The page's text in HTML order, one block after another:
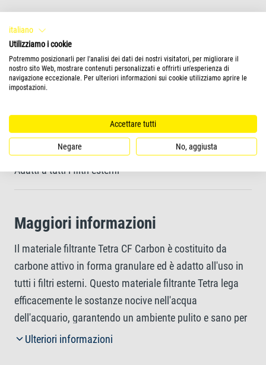
nocive
Riduce gli odori e l'acqua torbida
Rimuove rapidamente e in modo affidabile i residui di
medicinali
Adatti a tutti i filtri esterni
Maggiori informazioni
Il materiale filtrante Tetra CF Carbon è costituito da
carbone attivo in forma granulare ed è adatto all'uso in
tutti i filtri esterni. Questo materiale filtrante Tetra lega
efficacemente le sostanze nocive nell'acqua
dell'acquario, garantendo un ambiente pulito e sano per
la vita acquatica. Rimuove in modo affidabile i composti
Ulteriori informazioni
italiano
Utilizziamo i cookie
Potremmo posizionarli per l'analisi dei dati dei nostri visitatori, per migliorare il
nostro sito Web, mostrare contenuti personalizzati e offrirti un'esperienza di
navigazione eccezionale. Per ulteriori informazioni sui cookie utilizziamo aprire le
impostazioni.
Accettare tutti
Negare No, aggiusta